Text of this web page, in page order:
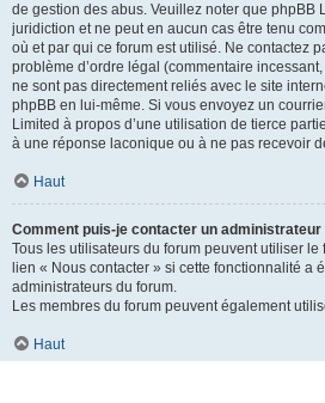
de gestion des abus. Veuillez noter que phpBB
juridiction et ne peut en aucun cas être tenu
où et par qui ce forum est utilisé. Ne contactez
problème d’ordre légal (commentaire
ne sont pas directement reliés avec le site
phpBB en lui-même. Si vous envoyez un
Limited à propos d’une utilisation de tierce
à une réponse laconique ou à ne pas recevoir
Haut
Comment puis-je contacter un administrateur
Tous les utilisateurs du forum peuvent utiliser
lien « Nous contacter » si cette fonctionnalité a
administrateurs du forum.
Les membres du forum peuvent également
Haut